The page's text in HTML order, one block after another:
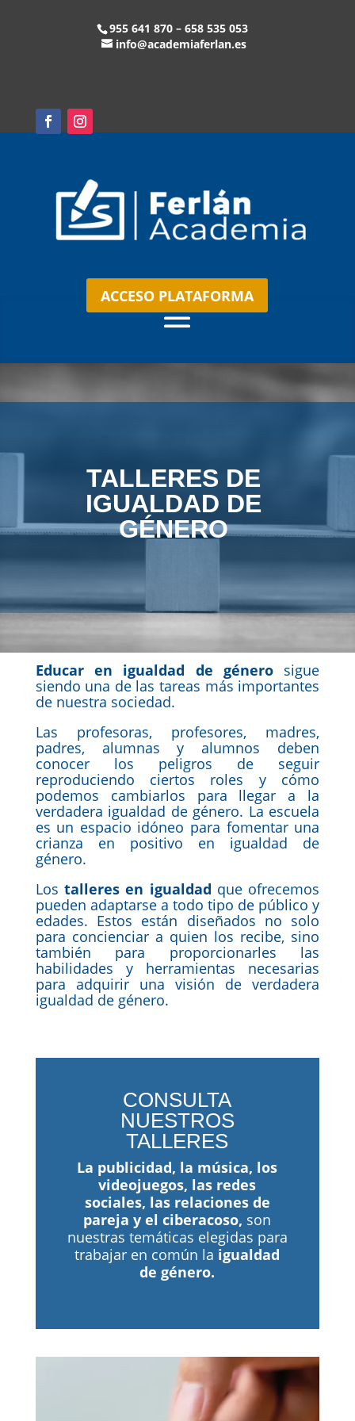
955 641 870 – 658 535 053
info@academiaferlan.es
ACCESO PLATAFORMA
TALLERES DE
IGUALDAD DE
GÉNERO
Educar en igualdad de génerosigue
siendo una de las tareas más importantes
de nuestra sociedad.
Las profesoras, profesores, madres,
padres, alumnas y alumnos deben
conocer los peligros de seguir
reproduciendo ciertos roles y cómo
podemos cambiarlos para llegar a la
verdadera igualdad de género. La escuela
es un espacio idóneo para fomentar una
crianza en positivo en igualdad de
género.
Lostalleres en igualdad que ofrecemos
pueden adaptarse a todo tipo de público y
edades. Estos están diseñados no solo
para concienciar a quien los recibe, sino
también para proporcionarles las
habilidades y herramientas necesarias
para adquirir una visión de verdadera
igualdad de género.
CONSULTA
NUESTROS
TALLERES
La publicidad, la música, los
videojuegos, las redes
sociales, las relaciones de
pareja y el ciberacoso, son
nuestras temáticas elegidas para
trabajar en común la igualdad
de género.